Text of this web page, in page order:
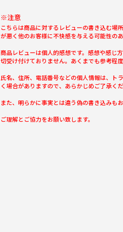
※注意
こちらは商品に対するレビューの書き込む場
が悪く他のお客様に不快感を与える可能性の
商品レビューは個人的感想です。感想や感じ
切受け付けておりません。あくまでも参考程
氏名、住所、電話番号などの個人情報は、ト
く場合がありますので、あらかじめご了承くだ
また、明らかに事実とは違う偽の書き込みも
ご理解とご協力をお願い致します。